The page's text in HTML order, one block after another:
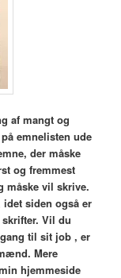
af mangt og
emnelisten ude
der måske
og fremmest
måske vil skrive.
idet siden også er
Vil du
til sit job , er
Mere
hjemmeside